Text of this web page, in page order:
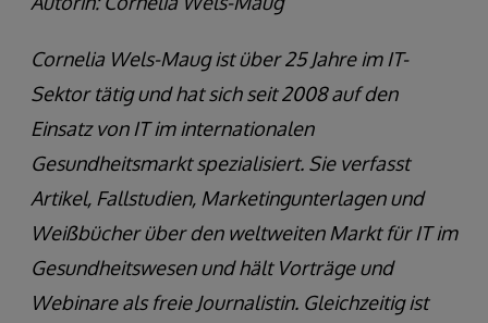
Cornelia Wels-Maug ist über 25 Jahre im IT-
Sektor tätig und hat sich seit 2008 auf den
Einsatz von IT im internationalen
Gesundheitsmarkt spezialisiert. Sie verfasst
Artikel, Fallstudien, Marketingunterlagen und
Weißbücher über den weltweiten Markt für IT im
Gesundheitswesen und hält Vorträge und
Webinare als freie Journalistin. Gleichzeitig ist